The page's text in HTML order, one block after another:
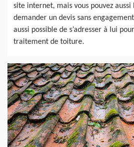
site internet, mais vous pouvez aussi
demander un devis sans
aussi possible de s’adresser à lui
traitement de toiture.